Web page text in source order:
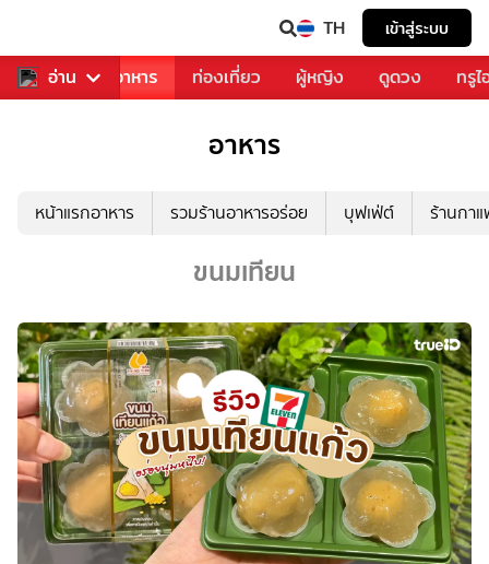
TH เข้าสู่ระบบ
อ่าน
การเพลง อาหาร ท่องเที่ยว ผู้หญิง ดูดวง ทรู
อาหาร
หน้าแรกอาหาร รวมร้านอาหารอร่อย บุฟเฟ่ต์ ร้านกา
ขนมเทียน